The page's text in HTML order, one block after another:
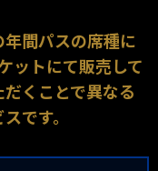
年間パスの席種に
ットにて販売して
くことで異なる
です。